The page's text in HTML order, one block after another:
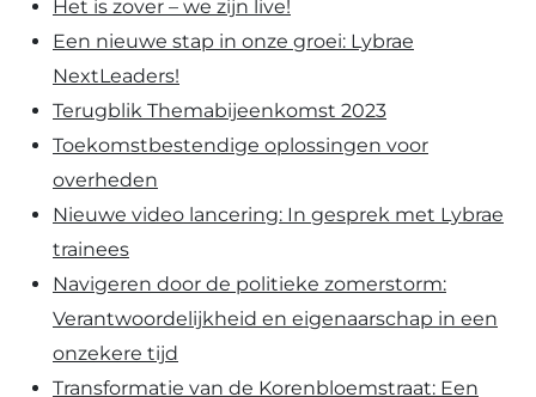
Het is zover – we zijn live!
Een nieuwe stap in onze groei: Lybrae
NextLeaders!
Terugblik Themabijeenkomst 2023
Toekomstbestendige oplossingen voor
overheden
Nieuwe video lancering: In gesprek met Lybrae
trainees
Navigeren door de politieke zomerstorm:
Verantwoordelijkheid en eigenaarschap in een
onzekere tijd
Transformatie van de Korenbloemstraat: Een